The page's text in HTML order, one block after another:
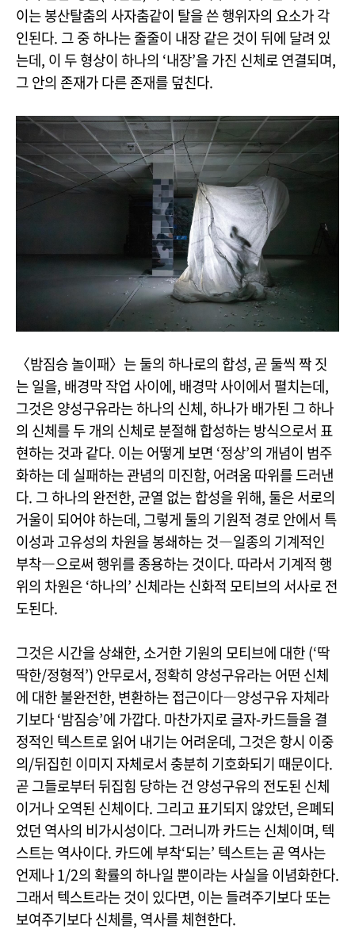
이는 봉산탈춤의 사자춤같이 탈을 쓴 행위자의 요소가 각
인된다. 그 중 하나는 줄줄이 내장 같은 것이 뒤에 달려 있
는데, 이 두 형상이 하나의 ‘내장’을 가진 신체로 연결되며,
그 안의 존재가 다른 존재를 덮친다.
〈밤짐승 놀이패〉는 둘의 하나로의 합성, 곧 둘씩 짝 짓
는 일을, 배경막 작업 사이에, 배경막 사이에서 펼치는데,
그것은 양성구유라는 하나의 신체, 하나가 배가된 그 하나
의 신체를 두 개의 신체로 분절해 합성하는 방식으로서 표
현하는 것과 같다. 이는 어떻게 보면 ‘정상’의 개념이 범주
화하는 데 실패하는 관념의 미진함, 어려움 따위를 드러낸
다. 그 하나의 완전한, 균열 없는 합성을 위해, 둘은 서로의
거울이 되어야 하는데, 그렇게 둘의 기원적 경로 안에서 특
이성과 고유성의 차원을 봉쇄하는 것―일종의 기계적인
부착―으로써 행위를 종용하는 것이다. 따라서 기계적 행
위의 차원은 ‘하나의’ 신체라는 신화적 모티브의 서사로 전
도된다.
그것은 시간을 상쇄한, 소거한 기원의 모티브에 대한 (‘딱
딱한/정형적’) 안무로서, 정확히 양성구유라는 어떤 신체
에 대한 불완전한, 변환하는 접근이다―양성구유 자체라
기보다 ‘밤짐승’에 가깝다. 마찬가지로 글자-카드들을 결
정적인 텍스트로 읽어 내기는 어려운데, 그것은 항시 이중
의/뒤집힌 이미지 자체로서 충분히 기호화되기 때문이다.
곧 그들로부터 뒤집힘 당하는 건 양성구유의 전도된 신체
이거나 오역된 신체이다. 그리고 표기되지 않았던, 은폐되
었던 역사의 비가시성이다. 그러니까 카드는 신체이며, 텍
스트는 역사이다. 카드에 부착‘되는’ 텍스트는 곧 역사는
언제나 1/2의 확률의 하나일 뿐이라는 사실을 이념화한다.
그래서 텍스트라는 것이 있다면, 이는 들려주기보다 또는
보여주기보다 신체를, 역사를 체현한다.